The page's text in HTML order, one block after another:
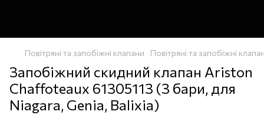
Повітряні та запобіжні клапани Повітряні та запобіжні
Запобіжний скидний клапан Ariston
Chaffoteaux 61305113 (3 бари, для
Niagara, Genia, Balixia)